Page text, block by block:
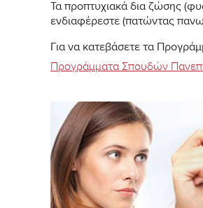
Τα προπτυχιακά δια ζώσης
ενδιαφέρεστε (πατώντας πανω
Για να κατεβάσετε τα
Προγράμματα Σπουδών